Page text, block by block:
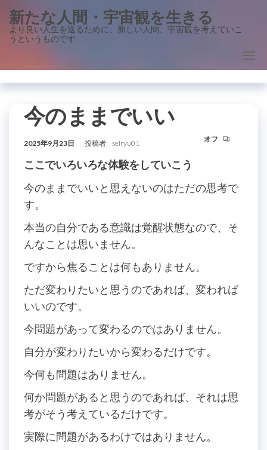
ン
に
新たな人間・宇宙観を生きる
より良い人生を送るために、新しい人間、宇宙観を考えていこ
うというものです
今のままでいい
2025年9月23日 投稿者: seiryu01 オフ
ここでいろいろな体験をしていこう
今のままでいいと思えないのはただの思考で
す。
本当の自分である意識は覚醒状態なので、そ
んなことは思いません。
ですから焦ることは何もありません。
ただ変わりたいと思うのであれば、変われば
いいのです。
今問題があって変わるのではありません。
自分が変わりたいから変わるだけです。
今何も問題はありません。
何か問題があると思うのであれば、それは思
考がそう考えているだけです。
実際に問題があるわけではありません。